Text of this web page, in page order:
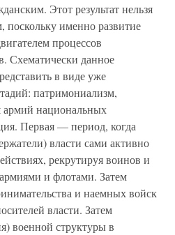
Этот результат нельзя
поскольку именно развитие
процессов
Схематически данное
в виде уже
патримониализм,
национальных
Первая — период, когда
власти сами активно
рекрутируя воинов и
и флотами. Затем
и наемных войск
власти. Затем
военной структуры в